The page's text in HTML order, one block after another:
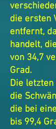
die ersten
entfernt,
handelt,
von 34,7
Grad.
Die
die
die bei
bis 99,4